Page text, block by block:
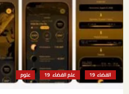
الفضاء علم الفضاء علوم